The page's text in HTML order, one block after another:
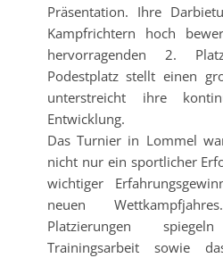
Präsentation. Ihre
Kampfrichtern hoch
hervorragenden 2.
Podestplatz stellt einen
unterstreicht ihre
Entwicklung.
Das Turnier in Lommel
nicht nur ein sportlicher
wichtiger
neuen
Platzierungen
Trainingsarbeit sowie